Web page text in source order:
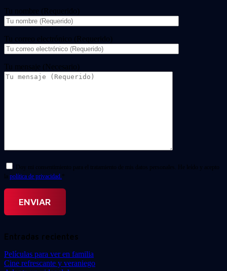
Tu nombre (Requerido)
Tu correo electrónico (Requerido)
Tu mensaje (Necesario)
Doy mi consentimiento para el tratamiento de mis datos personales. He leído y acepto
la política de privacidad. *
Entradas recientes
Películas para ver en familia
Cine refrescante y veraniego